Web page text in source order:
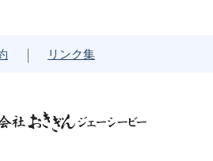
リンク集